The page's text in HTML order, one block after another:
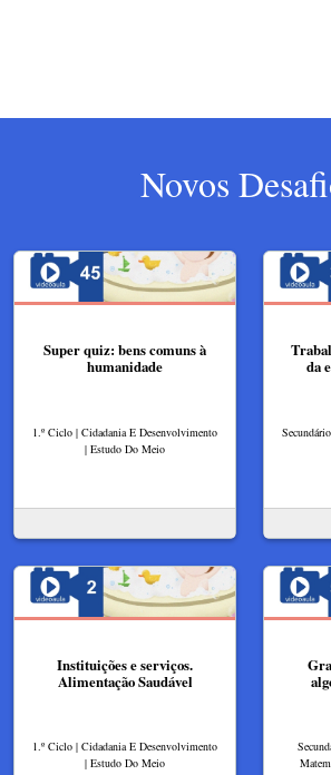
Novos
Super quiz: bens comuns à
humanidade
1.º Ciclo | Cidadania E Desenvolvimento
| Estudo Do Meio
da
Instituições e serviços.
Alimentação Saudável
1.º Ciclo | Cidadania E Desenvolvimento
| Estudo Do Meio